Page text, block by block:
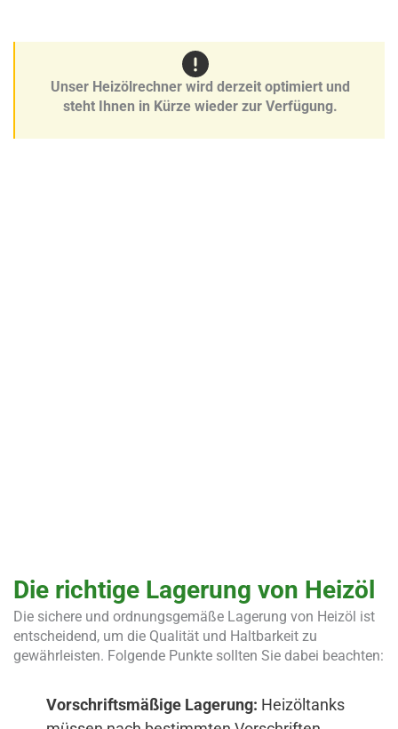
Unser Heizölrechner wird derzeit optimiert und
steht Ihnen in Kürze wieder zur Verfügung.
Die richtige Lagerung von Heizöl
Die sichere und ordnungsgemäße Lagerung von Heizöl ist
entscheidend, um die Qualität und Haltbarkeit zu
gewährleisten. Folgende Punkte sollten Sie dabei beachten:
Vorschriftsmäßige Lagerung: Heizöltanks